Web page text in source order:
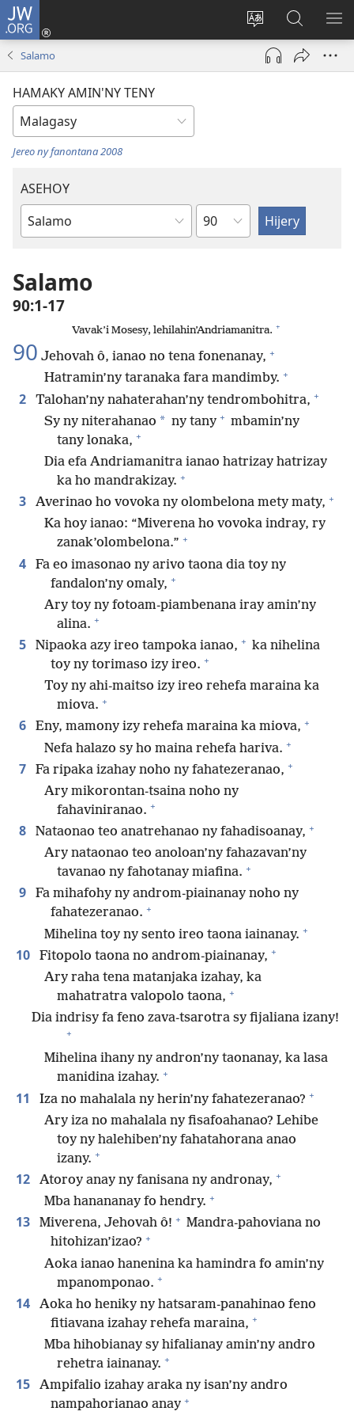
JW.ORG
Hiova
fiteny
Hiditra
(manokatra
rohy)
ato
Amin’ny
Salamo
HAMAKY AMIN'NY TENY
Jereo ny fanontana 2008
ASEHOY
Boky
Amin’ny
Baiboly
Toko
Salamo
90:1-17
Vavak’i Mosesy, lehilahin’Andriamanitra. +
90 Jehovah ô, ianao no tena fonenanay, +
Hatramin’ny taranaka fara mandimby. +
2 Talohan’ny nahaterahan’ny tendrombohitra, +
Sy ny niterahanao * ny tany + mbamin’ny
tany lonaka, +
Dia efa Andriamanitra ianao hatrizay hatrizay
ka ho mandrakizay. +
3 Averinao ho vovoka ny olombelona mety maty, +
Ka hoy ianao: “Miverena ho vovoka indray, ry
zanak’olombelona.” +
4
Fa eo imasonao ny arivo taona dia toy ny
fandalon’ny omaly, +
Ary toy ny fotoam-piambenana iray amin’ny
alina. +
5 Nipaoka azy ireo tampoka ianao, + ka nihelina
toy ny torimaso izy ireo. +
Toy ny ahi-maitso izy ireo rehefa maraina ka
miova. +
6 Eny, mamony izy rehefa maraina ka miova, +
Nefa halazo sy ho maina rehefa hariva. +
7 Fa ripaka izahay noho ny fahatezeranao, +
Ary mikorontan-tsaina noho ny
fahaviniranao. +
8 Nataonao teo anatrehanao ny fahadisoanay, +
Ary nataonao teo anoloan’ny fahazavan’ny
tavanao ny fahotanay miafina. +
9
Fa mihafohy ny androm-piainanay noho ny
fahatezeranao. +
Mihelina toy ny sento ireo taona iainanay. +
10 Fitopolo taona no androm-piainanay, +
Ary raha tena matanjaka izahay, ka
mahatratra valopolo taona, +
Dia indrisy fa feno zava-tsarotra sy fijaliana izany!
+
Mihelina ihany ny andron’ny taonanay, ka lasa
manidina izahay. +
11 Iza no mahalala ny herin’ny fahatezeranao? +
Ary iza no mahalala ny fisafoahanao? Lehibe
toy ny halehiben’ny fahatahorana anao
izany. +
12 Atoroy anay ny fanisana ny andronay, +
Mba hanananay fo hendry. +
13 Miverena, Jehovah ô! + Mandra-pahoviana no
hitohizan’izao? +
Aoka ianao hanenina ka hamindra fo amin’ny
mpanomponao. +
14
Aoka ho heniky ny hatsaram-panahinao feno
fitiavana izahay rehefa maraina, +
Mba hihobianay sy hifalianay amin’ny andro
rehetra iainanay. +
15
Ampifalio izahay araka ny isan’ny andro
nampahorianao anay +